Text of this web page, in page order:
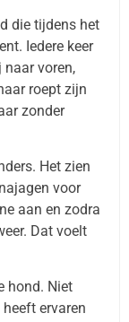
die tijdens het
Iedere keer
naar voren,
roept zijn
zonder
Het zien
voor
aan en zodra
Dat voelt
hond. Niet
ervaren